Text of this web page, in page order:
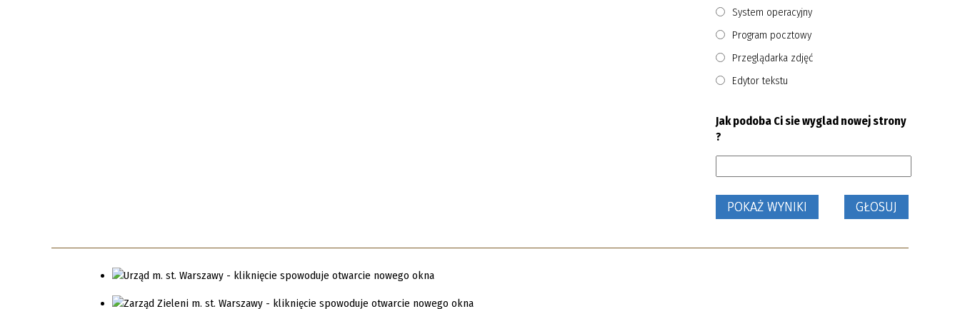
System operacyjny
Program pocztowy
Przeglądarka zdjęć
Edytor tekstu
Jak podoba Ci sie wyglad nowej strony
?